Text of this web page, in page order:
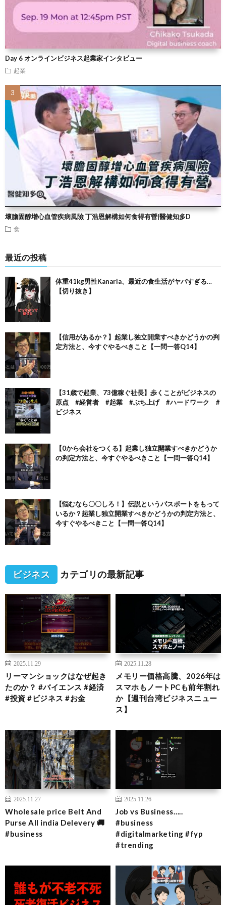
Day 6 オンラインビジネス起業家インタビュー
起業
壞膽固醇增心血管疾病風險 丁浩恩解構如何食得有營|醫健知多D
食
最近の投稿
体重41kg男性Kanaria、最近の食生活がヤバすぎる…
【切り抜き】
【信用があるか？】起業し独立開業すべきかどうかの判
定方法と、今すぐやるべきこと【一問一答Q14】
【31歳で起業、73億稼ぐ社長】歩くことがビジネスの
原点 #経営者 #起業 #ぶち上げ #ハードワーク #
ビジネス
【0から会社をつくる】起業し独立開業すべきかどうか
の判定方法と、今すぐやるべきこと【一問一答Q14】
【悩むなら〇〇しろ！】伝説というパスポートをもって
いるか？起業し独立開業すべきかどうかの判定方法と、
今すぐやるべきこと【一問一答Q14】
ビジネス カテゴリの最新記事
2025.11.29
リーマンショックはなぜ起き
たのか？ #バイエンス #経済
#投資 #ビジネス #お金
2025.11.28
メモリー価格高騰、2026年は
スマホもノートPCも前年割れ
か【週刊台湾ビジネスニュー
ス】
2025.11.27
Wholesale price Belt And
Purse All india Delevery 🚚
#business
2025.11.26
Job vs Business…..
#business
#digitalmarketing #fyp
#trending